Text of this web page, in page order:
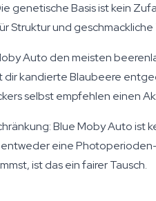
genetische Basis ist kein
Struktur und
Auto den meisten
dir kandierte Blaubeere
selbst empfehlen einen
Blue Moby Auto
eine
ist das ein fairer Tausch.